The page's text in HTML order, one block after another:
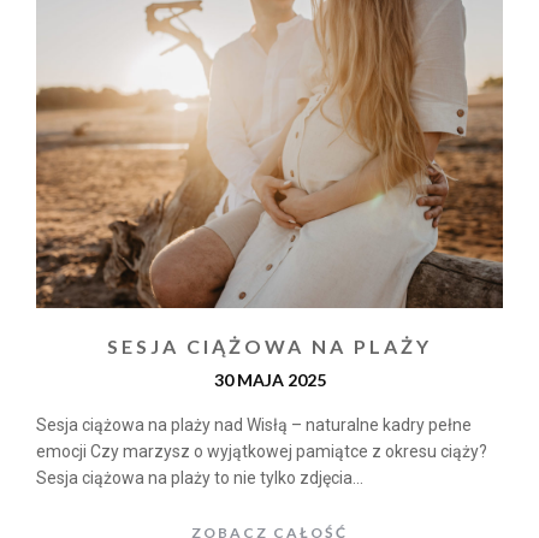
SESJA CIĄŻOWA NA PLAŻY
30 MAJA 2025
Sesja ciążowa na plaży nad Wisłą – naturalne kadry pełne
emocji Czy marzysz o wyjątkowej pamiątce z okresu ciąży?
Sesja ciążowa na plaży to nie tylko zdjęcia...
ZOBACZ CAŁOŚĆ